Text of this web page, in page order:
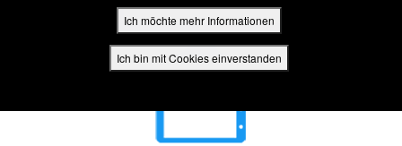
Ich möchte mehr Informationen
Ich bin mit Cookies einverstanden